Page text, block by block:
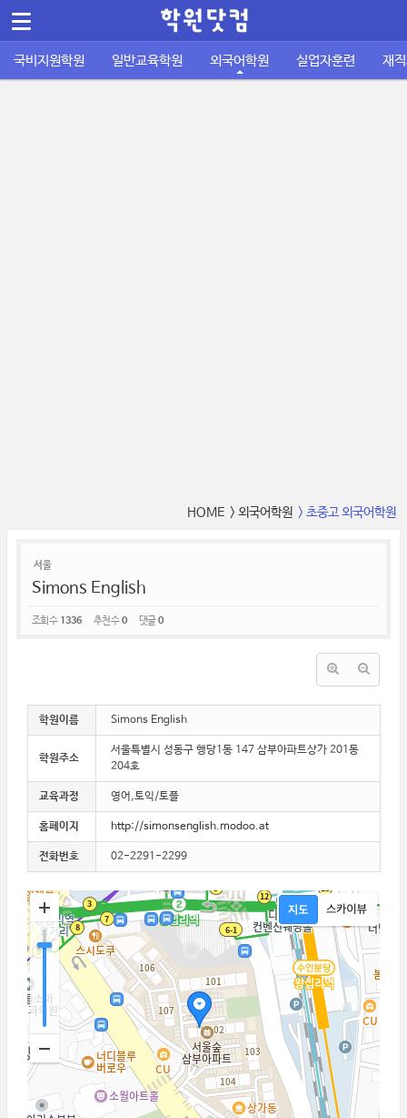
국비지원학원 일반교육학원 외국어학원 실업자훈련 재
HOME > 외국어학원 > 초중고 외국어학원
서울
Simons English
조회 수 1336 추천 수0 댓글0
학원이름 Simons English
학원주소
서울특별시 성동구 행당1동 147 삼부아파트상가 201동
204호
교육과정 영어,토익/토플
홈페이지 http://simonsenglish.modoo.at
전화번호 02-2291-2299
Sketchbook5, 스케치북5